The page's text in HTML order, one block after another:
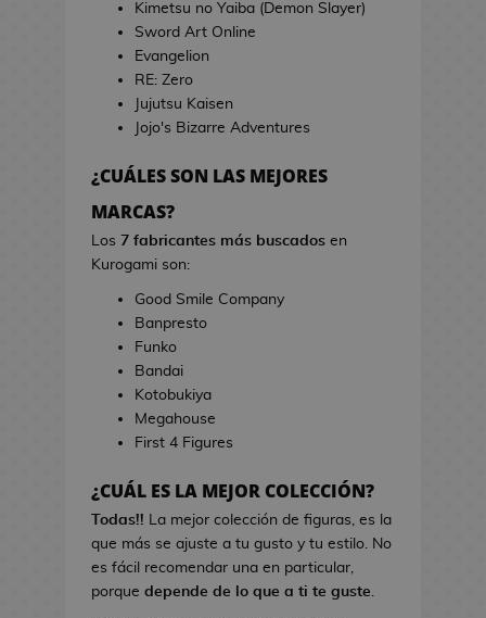
i
n
J
r
s
d
C
i
B
o
s
d
e
C
i
E
s
t
u
c
e
i
d
j
u
e
o
s
L
i
Kimetsu no Yaiba (Demon Slayer)
Sword Art Online
Evangelion
RE: Zero
Jujutsu Kaisen
Jojo's Bizarre Adventures
¿CUÁLES SON LAS MEJORES
MARCAS?
Los 7 fabricantes más buscados en
Kurogami son:
Good Smile Company
Banpresto
Funko
Bandai
Kotobukiya
Megahouse
First 4 Figures
¿CUÁL ES LA MEJOR COLECCIÓN?
Todas!! La mejor colección de figuras, es la
que más se ajuste a tu gusto y tu estilo. No
es fácil recomendar una en particular,
porque depende de lo que a ti te guste.